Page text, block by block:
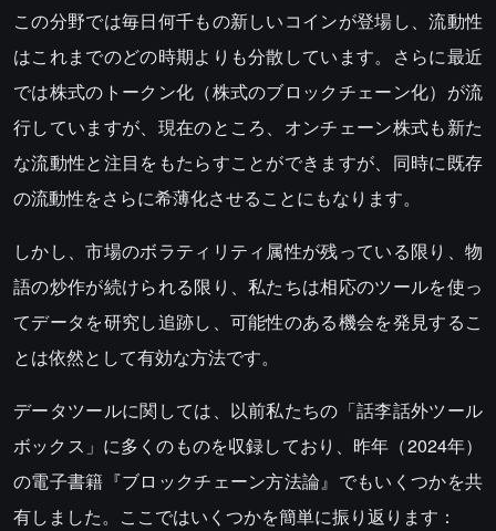
この分野では毎日何千もの新しいコインが登場し、流動性
はこれまでのどの時期よりも分散しています。さらに最近
では株式のトークン化（株式のブロックチェーン化）が流
行していますが、現在のところ、オンチェーン株式も新た
な流動性と注目をもたらすことができますが、同時に既存
の流動性をさらに希薄化させることにもなります。
しかし、市場のボラティリティ属性が残っている限り、物
語の炒作が続けられる限り、私たちは相応のツールを使っ
てデータを研究し追跡し、可能性のある機会を発見するこ
とは依然として有効な方法です。
データツールに関しては、以前私たちの「話李話外ツール
ボックス」に多くのものを収録しており、昨年（2024年）
の電子書籍『ブロックチェーン方法論』でもいくつかを共
有しました。ここではいくつかを簡単に振り返ります：